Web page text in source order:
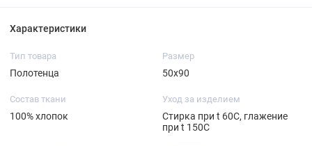
Характеристики
Тип товара
Полотенца
Размер
50х90
Состав ткани
100% хлопок
Уход за изделием
Стирка при t 60С, глажение
при t 150С